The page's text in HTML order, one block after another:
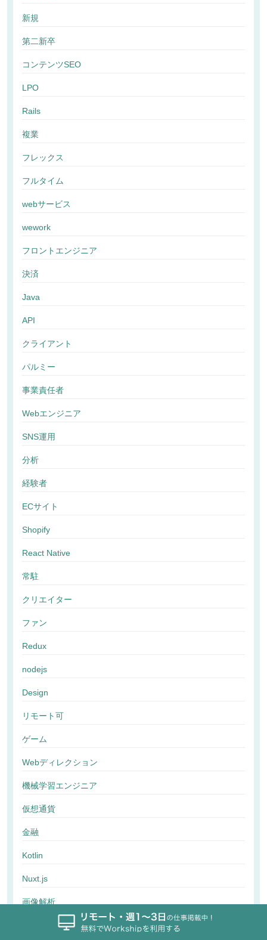
新規
第二新卒
コンテンツSEO
LPO
Rails
複業
フレックス
フルタイム
webサービス
wework
フロントエンジニア
決済
Java
API
クライアント
パルミー
事業責任者
Webエンジニア
SNS運用
分析
経験者
ECサイト
Shopify
React Native
常駐
クリエイター
ファン
Redux
nodejs
Design
リモート可
ゲーム
Webディレクション
機械学習エンジニア
仮想通貨
金融
Kotlin
Nuxt.js
画像解析